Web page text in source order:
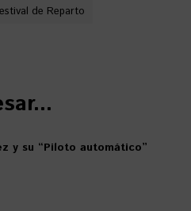
de Reparto
y su “Piloto automático”